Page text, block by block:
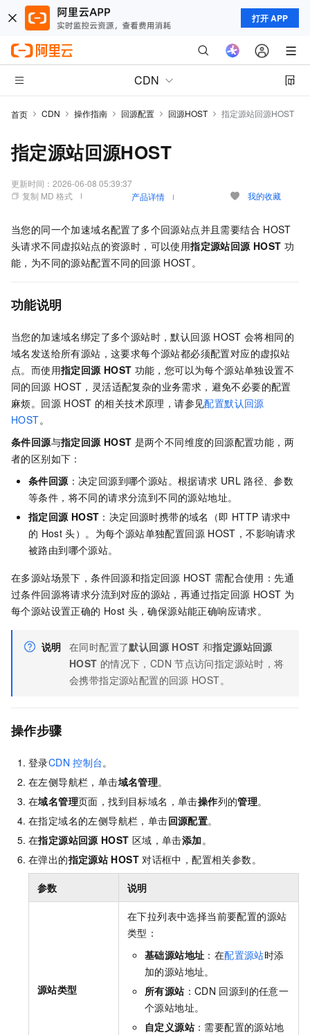
打开 APP
CDN
首页 CDN 操作指南 回源配置 回源HOST 指定源站回源HOST
指定源站回源HOST
更新时间： 2026-06-08 05:39:37
复制 MD 格式
产品详情 我的收藏
当您的同一个加速域名配置了多个回源站点并且需要结合 HOST
头请求不同虚拟站点的资源时，可以使用指定源站回源 HOST 功
能，为不同的源站配置不同的回源 HOST。
功能说明
当您的加速域名绑定了多个源站时，默认回源 HOST 会将相同的
域名发送给所有源站，这要求每个源站都必须配置对应的虚拟站
点。而使用指定回源 HOST 功能，您可以为每个源站单独设置不
同的回源 HOST，灵活适配复杂的业务需求，避免不必要的配置
麻烦。回源 HOST 的相关技术原理，请参见配置默认回源
HOST。
条件回源与指定回源 HOST 是两个不同维度的回源配置功能，两
者的区别如下：
条件回源：决定回源到哪个源站。根据请求 URL 路径、参数
等条件，将不同的请求分流到不同的源站地址。
指定回源 HOST ：决定回源时携带的域名（即 HTTP 请求中
的 Host 头）。为每个源站单独配置回源 HOST，不影响请求
被路由到哪个源站。
在多源站场景下，条件回源和指定回源 HOST 需配合使用：先通
过条件回源将请求分流到对应的源站，再通过指定回源 HOST 为
每个源站设置正确的 Host 头，确保源站能正确响应请求。
说明 在同时配置了默认回源 HOST 和指定源站回源
HOST 的情况下，CDN 节点访问指定源站时，将
会携带指定源站配置的回源 HOST。
操作步骤
登录CDN 控制台。
在左侧导航栏，单击域名管理。
在域名管理页面，找到目标域名，单击操作列的管理。
在指定域名的左侧导航栏，单击回源配置。
在指定源站回源 HOST 区域，单击添加。
在弹出的指定源站 HOST 对话框中，配置相关参数。
参数 说明
源站类型
在下拉列表中选择当前要配置的源站
类型：
基础源站地址 ：在配置源站时添
加的源站地址。
所有源站 ：CDN 回源到的任意一
个源站地址。
自定义源站 ：需要配置的源站地